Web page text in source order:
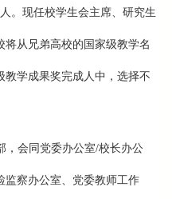
。现任校学生会主席、研究生
从兄弟高校的国家级教学名
教学成果奖完成人中，选择不
，会同党委办公室/校长办公
监察办公室、党委教师工作